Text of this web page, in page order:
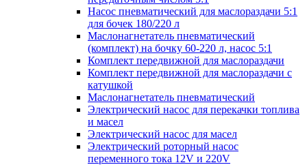
Насос пневматический для маслораздачи 5:1
для бочек 180/220 л
Маслонагнетатель пневматический
(комплект) на бочку 60-220 л, насос 5:1
Комплект передвижной для маслораздачи
Комплект передвижной для маслораздачи с
катушкой
Маслонагнетатель пневматический
Электрический насос для перекачки топлива
и масел
Электрический насос для масел
Электрический роторный насос
переменного тока 12V и 220V